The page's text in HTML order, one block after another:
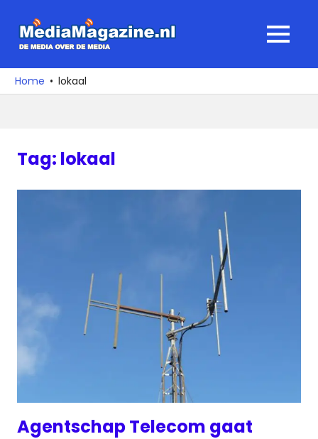
naar
media
over
MENU
Home lokaal
Tag: lokaal
Agentschap Telecom gaat